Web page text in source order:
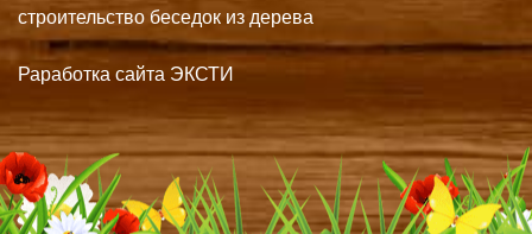
строительство беседок из дерева
Раработка сайта ЭКСТИ